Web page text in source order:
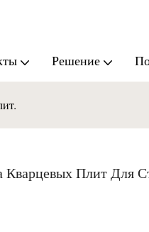
Решение
Кварцевых Плит Для